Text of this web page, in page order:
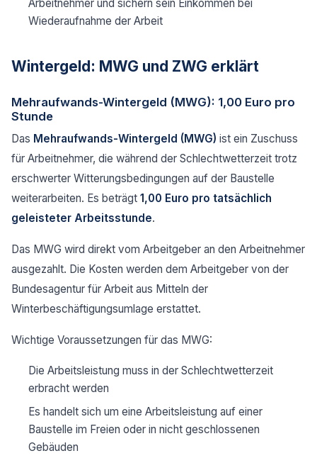
Arbeitnehmer und sichern sein Einkommen bei
Wiederaufnahme der Arbeit
Wintergeld: MWG und ZWG erklärt
Mehraufwands-Wintergeld (MWG): 1,00 Euro pro
Stunde
Das Mehraufwands-Wintergeld (MWG) ist ein Zuschuss
für Arbeitnehmer, die während der Schlechtwetterzeit trotz
erschwerter Witterungsbedingungen auf der Baustelle
weiterarbeiten. Es beträgt 1,00 Euro pro tatsächlich
geleisteter Arbeitsstunde.
Das MWG wird direkt vom Arbeitgeber an den Arbeitnehmer
ausgezahlt. Die Kosten werden dem Arbeitgeber von der
Bundesagentur für Arbeit aus Mitteln der
Winterbeschäftigungsumlage erstattet.
Wichtige Voraussetzungen für das MWG:
Die Arbeitsleistung muss in der Schlechtwetterzeit
erbracht werden
Es handelt sich um eine Arbeitsleistung auf einer
Baustelle im Freien oder in nicht geschlossenen
Gebäuden